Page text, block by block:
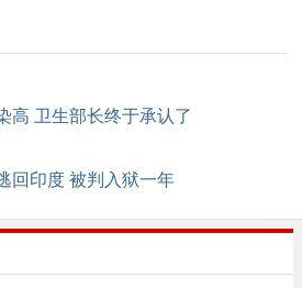
高 卫生部长终于承认了
回印度 被判入狱一年